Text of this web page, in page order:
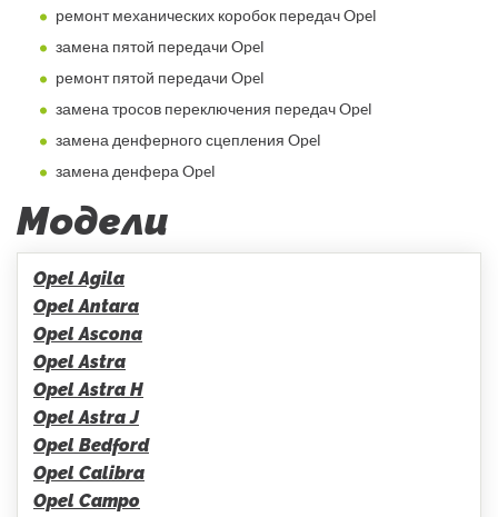
ремонт механических коробок передач Opel
замена пятой передачи Opel
ремонт пятой передачи Opel
замена тросов переключения передач Opel
замена денферного сцепления Opel
замена денфера Opel
Модели
Opel Agila
Opel Antara
Opel Ascona
Opel Astra
Opel Astra H
Opel Astra J
Opel Bedford
Opel Calibra
Opel Campo